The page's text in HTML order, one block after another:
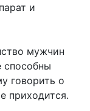
и
мужчин
способны
говорить о
приходится.